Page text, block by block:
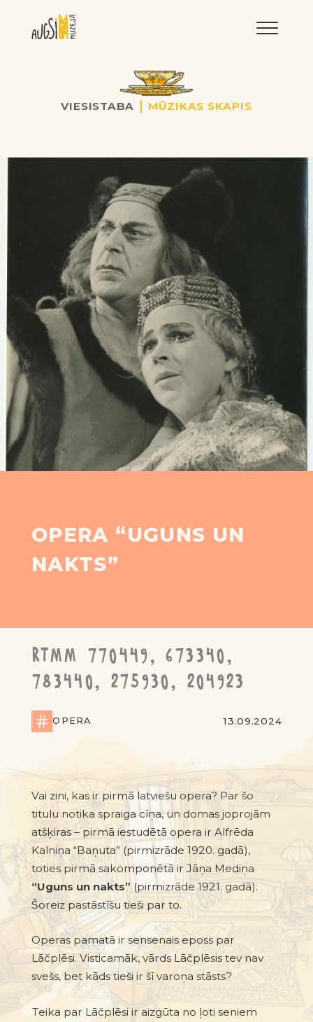
VIESISTABA MŪZIKAS SKAPIS
OPERA “UGUNS UN
NAKTS”
RTMM 770449, 673340,
783440, 275930, 204923
OPERA 13.09.2024
Vai zini, kas ir pirmā latviešu opera? Par šo
titulu notika spraiga cīņa, un domas joprojām
atšķiras–pirmā iestudētā opera ir Alfrēda
Kalniņa “Baņuta” (pirmizrāde 1920. gadā),
toties pirmā sakomponētā ir Jāņa Mediņa
“Uguns un nakts” (pirmizrāde 1921. gadā).
Šoreiz pastāstīšu tieši par to.
Operas pamatā ir sensenais eposs par
Lāčplēsi. Visticamāk, vārdsLāčplēsistev nav
svešs, bet kāds tieši ir šī varoņa stāsts?
Teika par Lāčplēsi ir aizgūta no ļoti seniem